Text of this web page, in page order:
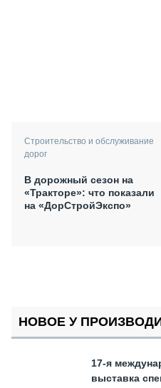
Строительство и обслуживание
дорог
В дорожный сезон на
«Тракторе»: что показали
на «ДорСтройЭкспо»
НОВОЕ У
17-я
выставка